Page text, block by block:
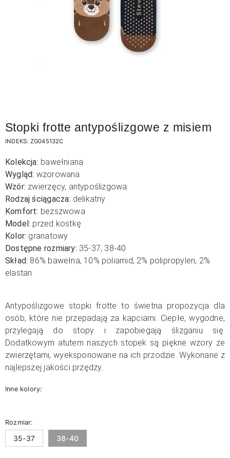
Stopki frotte antypoślizgowe z misiem
INDEKS: ZG045132C
Kolekcja: bawełniana
Wygląd: wzorowana
Wzór: zwierzęcy, antypoślizgowa
Rodzaj ściągacza: delikatny
Komfort: bezszwowa
Model: przed kostkę
Kolor: granatowy
Dostępne rozmiary: 35-37, 38-40
Skład: 86% bawełna, 10% poliamid, 2% polipropylen, 2%
elastan
Antypoślizgowe stopki frotte to świetna propozycja dla
osób, które nie przepadają za kapciami. Ciepłe, wygodne,
przylegają do stopy i zapobiegają ślizganiu się.
Dodatkowym atutem naszych stopek są piękne wzory ze
zwierzętami, wyeksponowane na ich przodzie. Wykonane z
najlepszej jakości przędzy.
Inne kolory:
Rozmiar:
35-37 38-40